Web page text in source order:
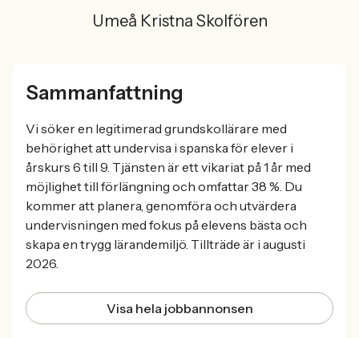
Umeå Kristna Skolfören
Sammanfattning
Vi söker en legitimerad grundskollärare med
behörighet att undervisa i spanska för elever i
årskurs 6 till 9. Tjänsten är ett vikariat på 1 år med
möjlighet till förlängning och omfattar 38 %. Du
kommer att planera, genomföra och utvärdera
undervisningen med fokus på elevens bästa och
skapa en trygg lärandemiljö. Tillträde är i augusti
2026.
Visa hela jobbannonsen